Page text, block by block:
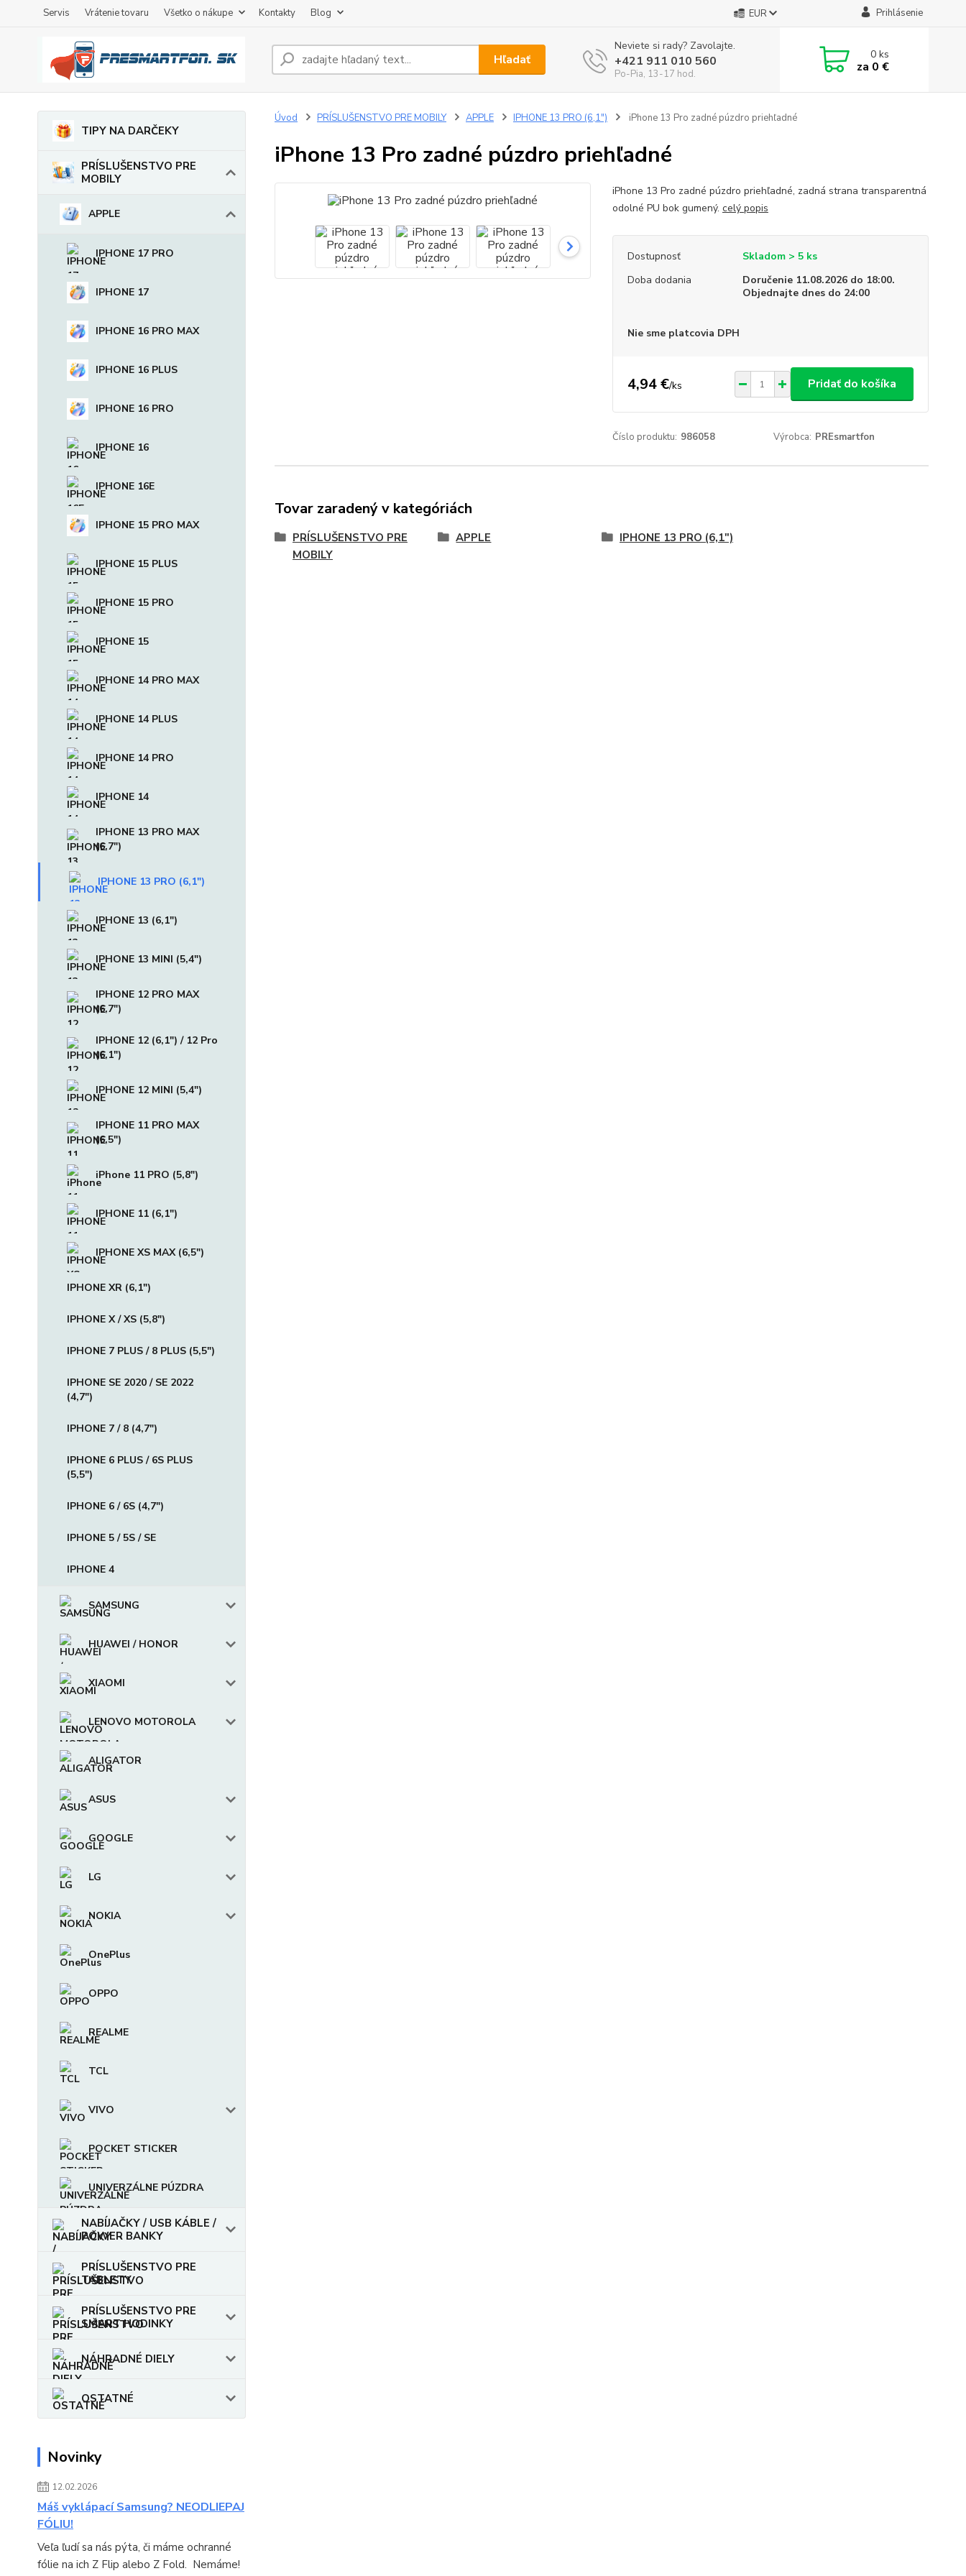
Servis Vrátenie tovaru Všetko o nákupe Kontakty Blog EUR Prihlásenie
Hľadať
Neviete si rady? Zavolajte.
+421 911 010 560
Po-Pia, 13-17 hod.
0ks
za 0 €
TIPY NA DARČEKY
PRÍSLUŠENSTVO PRE
MOBILY
APPLE
IPHONE 17 PRO
IPHONE 17
IPHONE 16 PRO MAX
IPHONE 16 PLUS
IPHONE 16 PRO
IPHONE 16
IPHONE 16E
IPHONE 15 PRO MAX
IPHONE 15 PLUS
IPHONE 15 PRO
IPHONE 15
IPHONE 14 PRO MAX
IPHONE 14 PLUS
IPHONE 14 PRO
IPHONE 14
IPHONE 13 PRO MAX
(6,7")
IPHONE 13 PRO (6,1")
IPHONE 13 (6,1")
IPHONE 13 MINI (5,4")
IPHONE 12 PRO MAX
(6,7")
IPHONE 12 (6,1") / 12 Pro
(6,1")
IPHONE 12 MINI (5,4")
IPHONE 11 PRO MAX
(6,5")
iPhone 11 PRO (5,8")
IPHONE 11 (6,1")
IPHONE XS MAX (6,5")
IPHONE XR (6,1")
IPHONE X / XS (5,8")
IPHONE 7 PLUS / 8 PLUS (5,5")
IPHONE SE 2020 / SE 2022
(4,7")
IPHONE 7 / 8 (4,7")
IPHONE 6 PLUS / 6S PLUS
(5,5")
IPHONE 6 / 6S (4,7")
IPHONE 5 / 5S / SE
IPHONE 4
SAMSUNG
HUAWEI / HONOR
XIAOMI
LENOVO MOTOROLA
ALIGATOR
ASUS
GOOGLE
LG
NOKIA
OnePlus
OPPO
REALME
TCL
VIVO
POCKET STICKER
UNIVERZÁLNE PÚZDRA
NABÍJAČKY / USB KÁBLE /
POWER BANKY
PRÍSLUŠENSTVO PRE
TABLETY
PRÍSLUŠENSTVO PRE
SMART HODINKY
NÁHRADNÉ DIELY
OSTATNÉ
Novinky
12.02.2026
Máš vyklápací Samsung? NEODLIEPAJ
FÓLIU!
Veľa ľudí sa nás pýta, či máme ochranné
fólie na ich Z Flip alebo Z Fold. Nemáme!
Úvod PRÍSLUŠENSTVO PRE MOBILY APPLE IPHONE 13 PRO (6,1") iPhone 13 Pro zadné púzdro priehľadné
iPhone 13 Pro zadné púzdro priehľadné
iPhone 13 Pro zadné púzdro priehľadné, zadná strana transparentná
odolné PU bok gumený. celý popis
Dostupnosť
Skladom > 5 ks
Doba dodania
Doručenie 11.08.2026 do 18:00.
Objednajte dnes do 24:00
Nie sme platcovia DPH
4,94 €/ks Pridať do košíka
Číslo produktu: 986058 Výrobca: PREsmartfon
Tovar zaradený v kategóriách
PRÍSLUŠENSTVO PRE
MOBILY
APPLE IPHONE 13 PRO (6,1")